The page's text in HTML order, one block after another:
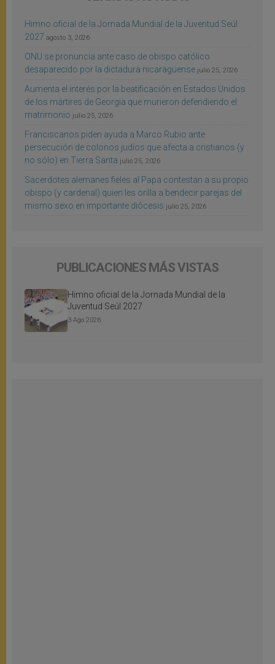
Himno oficial de la Jornada Mundial de la Juventud Seúl
2027 agosto 3, 2026
ONU se pronuncia ante caso de obispo católico
desaparecido por la dictadura nicaragüense julio 25, 2026
Aumenta el interés por la beatificación en Estados Unidos
de los mártires de Georgia que murieron defendiendo el
matrimonio julio 25, 2026
Franciscanos piden ayuda a Marco Rubio ante
persecución de colonos judíos que afecta a cristianos (y
no sólo) en Tierra Santa julio 25, 2026
Sacerdotes alemanes fieles al Papa contestan a su propio
obispo (y cardenal) quien les orilla a bendecir parejas del
mismo sexo en importante diócesis julio 25, 2026
PUBLICACIONES MÁS VISTAS
Himno oficial de la Jornada Mundial de la
Juventud Seúl 2027
3 Ago 2026